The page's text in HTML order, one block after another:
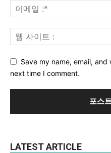
Save my name, email,
next time I comment.
LATEST ARTICLE